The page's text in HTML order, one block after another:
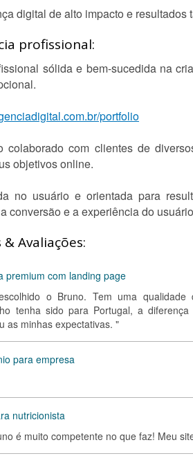
digital de alto impacto e
profissional:
sólida e bem-sucedida na
portfolio
com clientes de
objetivos online.
no usuário e orientada para
conversão e a experiência do
Avaliações:
premium com landing page
o Bruno. Tem uma qualidade
tenha sido para Portugal, a
as minhas expectativas. "
para empresa
nutricionista
é muito competente no que faz! Meu